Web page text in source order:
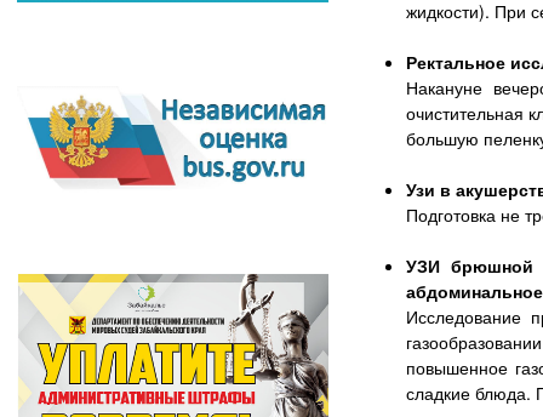
жидкости). При
Ректальное
Накануне
очистительная
большую
Узи в
Подготовка не
УЗИ брюшной
Исследование
повышенное
сладкие блюда.